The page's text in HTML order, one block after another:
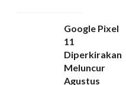
Google Pixel
11
Diperkirakan
Meluncur
Agustus